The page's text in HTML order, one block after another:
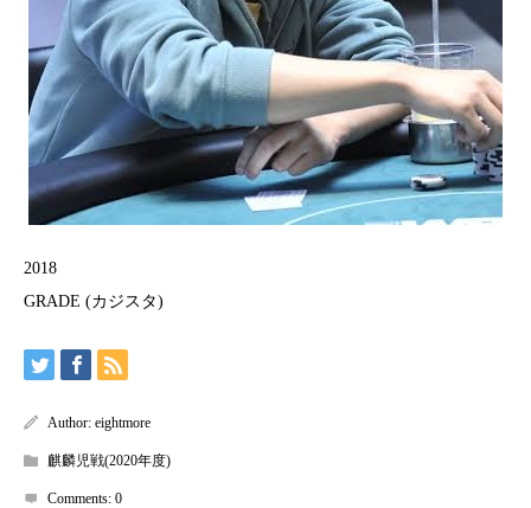
2018
GRADE (カジスタ)
Author: eightmore
麒麟児戦(2020年度)
Comments: 0